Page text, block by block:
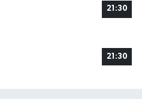
21:30
21:30